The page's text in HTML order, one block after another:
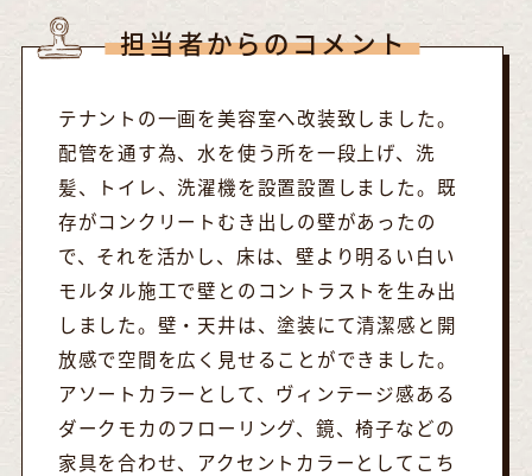
担当者からのコメント
テナントの一画を美容室へ改装致しました。
配管を通す為、水を使う所を一段上げ、洗
髪、トイレ、洗濯機を設置設置しました。既
存がコンクリートむき出しの壁があったの
で、それを活かし、床は、壁より明るい白い
モルタル施工で壁とのコントラストを生み出
しました。壁・天井は、塗装にて清潔感と開
放感で空間を広く見せることができました。
アソートカラーとして、ヴィンテージ感ある
ダークモカのフローリング、鏡、椅子などの
家具を合わせ、アクセントカラーとしてこち